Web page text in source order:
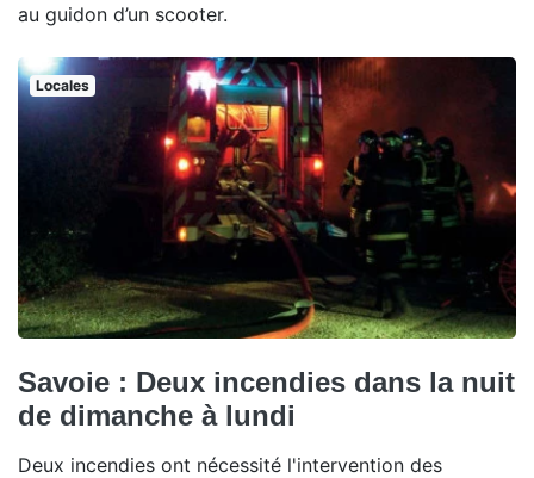
au guidon d’un scooter.
Locales
Savoie : Deux incendies dans la nuit
de dimanche à lundi
Deux incendies ont nécessité l'intervention des